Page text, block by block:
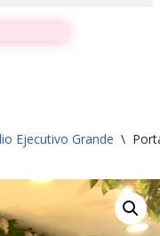
Ejecutivo Grande \